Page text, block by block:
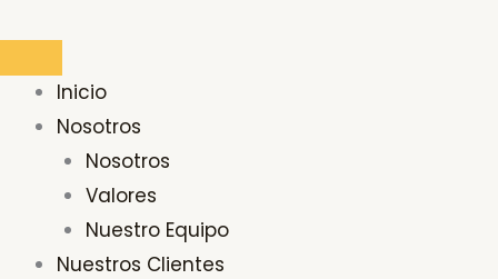
contenido
Inicio
Nosotros
Nosotros
Valores
Nuestro Equipo
Nuestros Clientes